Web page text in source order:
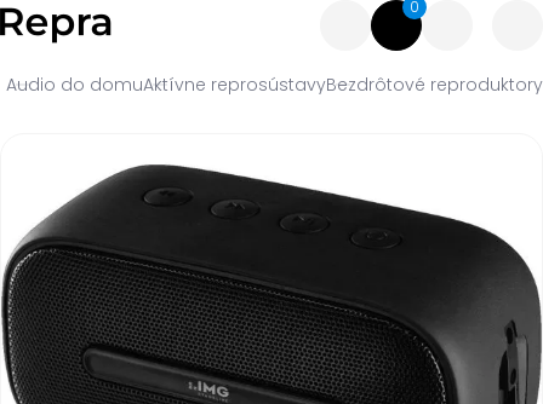
0
Audio do domuAktívne reprosústavyBezdrôtové reproduktory